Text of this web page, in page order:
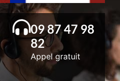
09 87 47 98
82
Appel gratuit